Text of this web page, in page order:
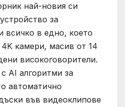
най-новия си
за
всичко в едно, което
камери, масив от 14
високоговорители.
AI алгоритми за
автоматично
във видеоклипове